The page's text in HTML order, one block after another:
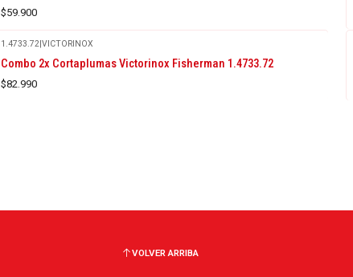
$59.900
1.4733.72|VICTORINOX
Combo 2x Cortaplumas Victorinox Fisherman 1.4733.72
$82.990
VOLVER ARRIBA